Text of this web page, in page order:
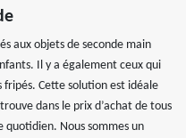
aux objets de seconde main
Il y a également ceux qui
Cette solution est idéale
dans le prix d’achat de tous
quotidien. Nous sommes un